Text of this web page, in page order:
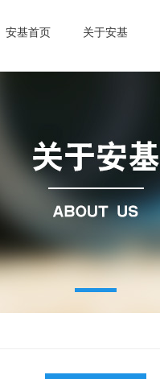
安基首页 关于安基